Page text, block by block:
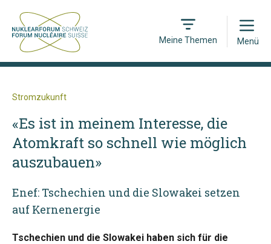
Meine Themen
Open
Menü
Stromzukunft
«Es ist in meinem Interesse, die
Atomkraft so schnell wie möglich
auszubauen»
Enef: Tschechien und die Slowakei setzen
auf Kernenergie
Tschechien und die Slowakei haben sich für die